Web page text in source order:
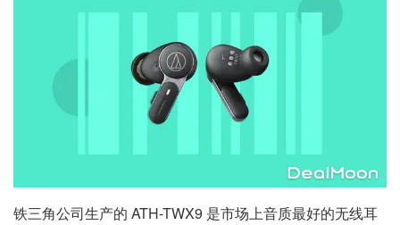
铁三角公司生产的 ATH-TWX9 是市场上音质最好的无线耳